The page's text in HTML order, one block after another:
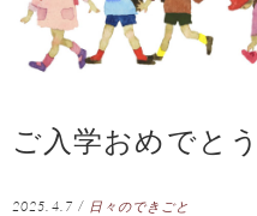
ご入学おめでと
2025.4.7 / 日々のできごと